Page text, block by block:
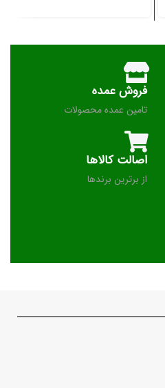
فروش عمده
تامین عمده محصولات
اصالت کالاها
از برترین برندها